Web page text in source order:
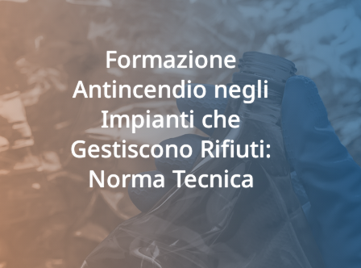
Formazione
Antincendio negli
Impianti che
Gestiscono Rifiuti:
Norma Tecnica